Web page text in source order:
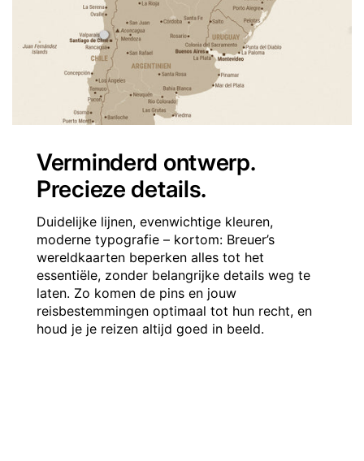
Verminderd ontwerp.
Precieze details.
Duidelijke lijnen, evenwichtige kleuren,
moderne typografie – kortom: Breuer’s
wereldkaarten beperken alles tot het
essentiële, zonder belangrijke details weg te
laten. Zo komen de pins en jouw
reisbestemmingen optimaal tot hun recht, en
houd je je reizen altijd goed in beeld.